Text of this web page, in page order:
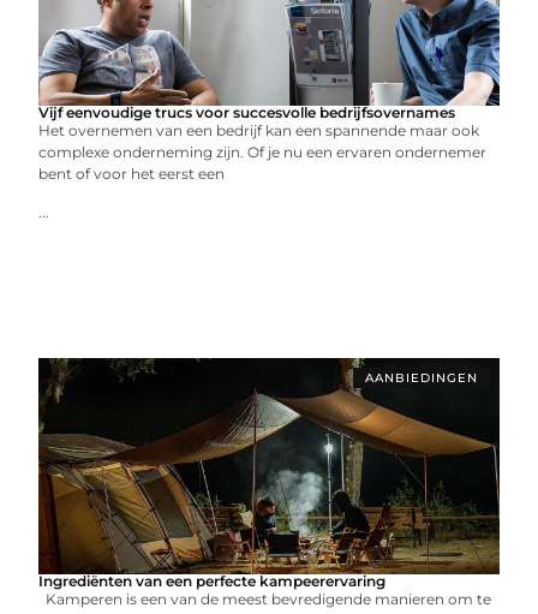
Vijf eenvoudige trucs voor succesvolle bedrijfsovernames
Het overnemen van een bedrijf kan een spannende maar ook
complexe onderneming zijn. Of je nu een ervaren ondernemer
bent of voor het eerst een
...
AANBIEDINGEN
Ingrediënten van een perfecte kampeerervaring
Kamperen is een van de meest bevredigende manieren om te